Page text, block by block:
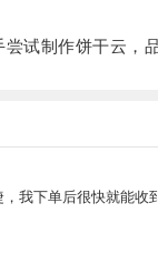
制作饼干云，品
我下单后很快就能收